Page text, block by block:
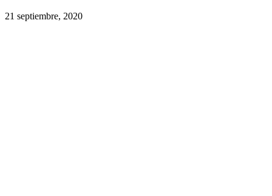
21 septiembre, 2020